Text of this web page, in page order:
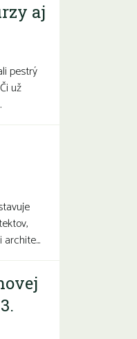
aj
pestrý
už